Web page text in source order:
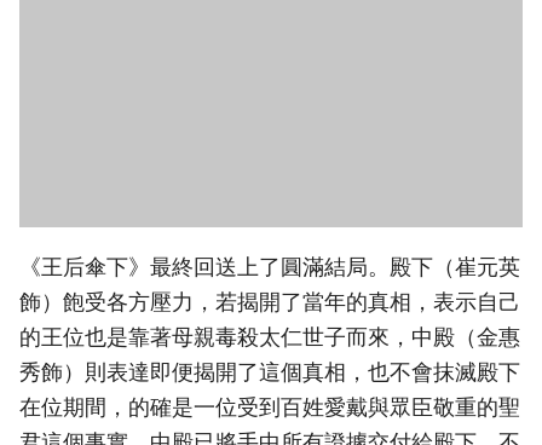
《王后傘下》最終回送上了圓滿結局。殿下（崔元英
飾）飽受各方壓力，若揭開了當年的真相，表示自己
的王位也是靠著母親毒殺太仁世子而來，中殿（金惠
秀飾）則表達即便揭開了這個真相，也不會抹滅殿下
在位期間，的確是一位受到百姓愛戴與眾臣敬重的聖